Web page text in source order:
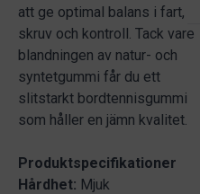
att ge optimal balans i fart,
skruv och kontroll. Tack vare
blandningen av natur- och
syntetgummi får du ett
slitstarkt bordtennisgummi
som håller en jämn kvalitet.
Produktspecifikationer
Hårdhet: Mjuk